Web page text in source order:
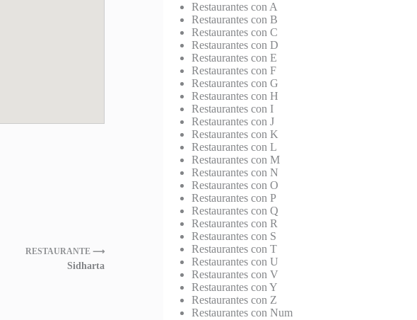
RESTAURANTE ⟶
Sidharta
Restaurantes con A
Restaurantes con B
Restaurantes con C
Restaurantes con D
Restaurantes con E
Restaurantes con F
Restaurantes con G
Restaurantes con H
Restaurantes con I
Restaurantes con J
Restaurantes con K
Restaurantes con L
Restaurantes con M
Restaurantes con N
Restaurantes con O
Restaurantes con P
Restaurantes con Q
Restaurantes con R
Restaurantes con S
Restaurantes con T
Restaurantes con U
Restaurantes con V
Restaurantes con Y
Restaurantes con Z
Restaurantes con Num